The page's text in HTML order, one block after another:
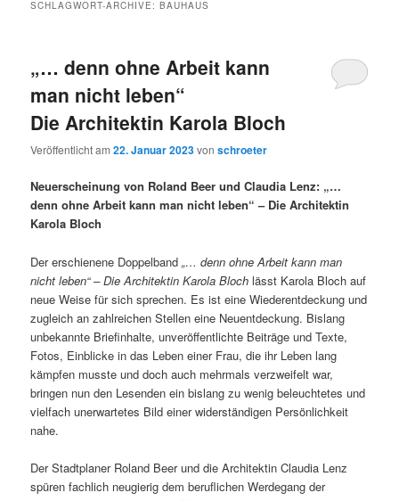
SCHLAGWORT-ARCHIVE:BAUHAUS
„… denn ohne Arbeit kann
man nicht leben“
Die Architektin Karola Bloch
Veröffentlicht am22. Januar 2023vonschroeter
Neuerscheinung von Roland Beer und Claudia Lenz: „…
denn ohne Arbeit kann man nicht leben“ – Die Architektin
Karola Bloch
Der erschienene Doppelband „… denn ohne Arbeit kann man
nicht leben“ – Die Architektin Karola Bloch lässt Karola Bloch auf
neue Weise für sich sprechen. Es ist eine Wiederentdeckung und
zugleich an zahlreichen Stellen eine Neuentdeckung. Bislang
unbekannte Briefinhalte, unveröffentlichte Beiträge und Texte,
Fotos, Einblicke in das Leben einer Frau, die ihr Leben lang
kämpfen musste und doch auch mehrmals verzweifelt war,
bringen nun den Lesenden ein bislang zu wenig beleuchtetes und
vielfach unerwartetes Bild einer widerständigen Persönlichkeit
nahe.
Der Stadtplaner Roland Beer und die Architektin Claudia Lenz
spüren fachlich neugierig dem beruflichen Werdegang der